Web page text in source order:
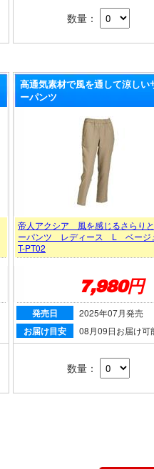
数量：
高通気素材で風を通して涼しい
ーパンツ
帝人アクシア 風を感じるさらり
ーパンツ レディース L ベー
T-PT02
7,980円
発売日 2025年07月発売
お届け目安 08月09日お届け可
数量：